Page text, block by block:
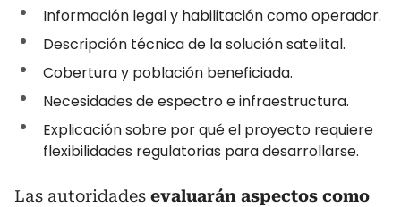
Información legal y habilitación como operador.
Descripción técnica de la solución satelital.
Cobertura y población beneficiada.
Necesidades de espectro e infraestructura.
Explicación sobre por qué el proyecto requiere
flexibilidades regulatorias para desarrollarse.
Las autoridades evaluarán aspectos como